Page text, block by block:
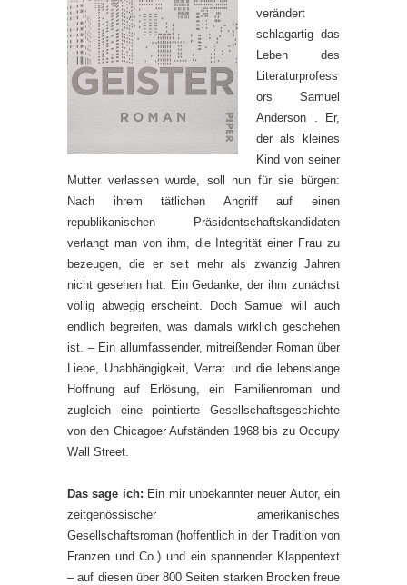
verändert
schlagartig das
Leben des
Literaturprofess
ors Samuel
Anderson . Er,
der als kleines
Kind von seiner
Mutter verlassen wurde, soll nun für sie bürgen:
Nach ihrem tätlichen Angriff auf einen
republikanischen Präsidentschaftskandidaten
verlangt man von ihm, die Integrität einer Frau zu
bezeugen, die er seit mehr als zwanzig Jahren
nicht gesehen hat. Ein Gedanke, der ihm zunächst
völlig abwegig erscheint. Doch Samuel will auch
endlich begreifen, was damals wirklich geschehen
ist. – Ein allumfassender, mitreißender Roman über
Liebe, Unabhängigkeit, Verrat und die lebenslange
Hoffnung auf Erlösung, ein Familienroman und
zugleich eine pointierte Gesellschaftsgeschichte
von den Chicagoer Aufständen 1968 bis zu Occupy
Wall Street.
Das sage ich: Ein mir unbekannter neuer Autor, ein
zeitgenössischer amerikanisches
Gesellschaftsroman (hoffentlich in der Tradition von
Franzen und Co.) und ein spannender Klappentext
– auf diesen über 800 Seiten starken Brocken freue